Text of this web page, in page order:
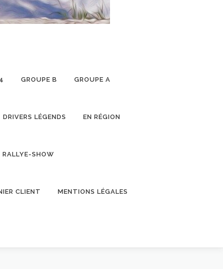
GROUPE B GROUPE A
DRIVERS LÉGENDS EN RÉGION
RALLYE-SHOW
CLIENT MENTIONS LÉGALES